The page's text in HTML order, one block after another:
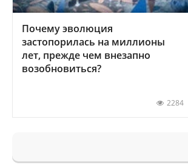
Почему эволюция
застопорилась на миллионы
лет, прежде чем внезапно
возобновиться?
2284